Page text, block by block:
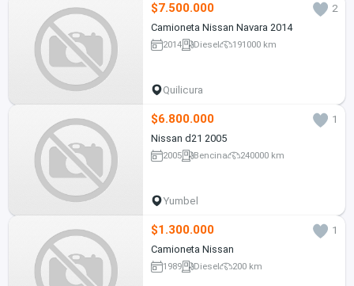
$7.500.000
2
Camioneta Nissan Navara 2014
2014 Diesel 191000 km
Quilicura
$6.800.000
1
Nissan d21 2005
2005 Bencina 240000 km
Yumbel
$1.300.000
1
Camioneta Nissan
1989 Diesel 200 km